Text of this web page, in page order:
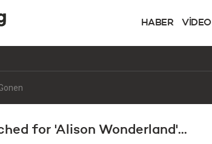
HABER VİDEO
for 'Alison Wonderland'...